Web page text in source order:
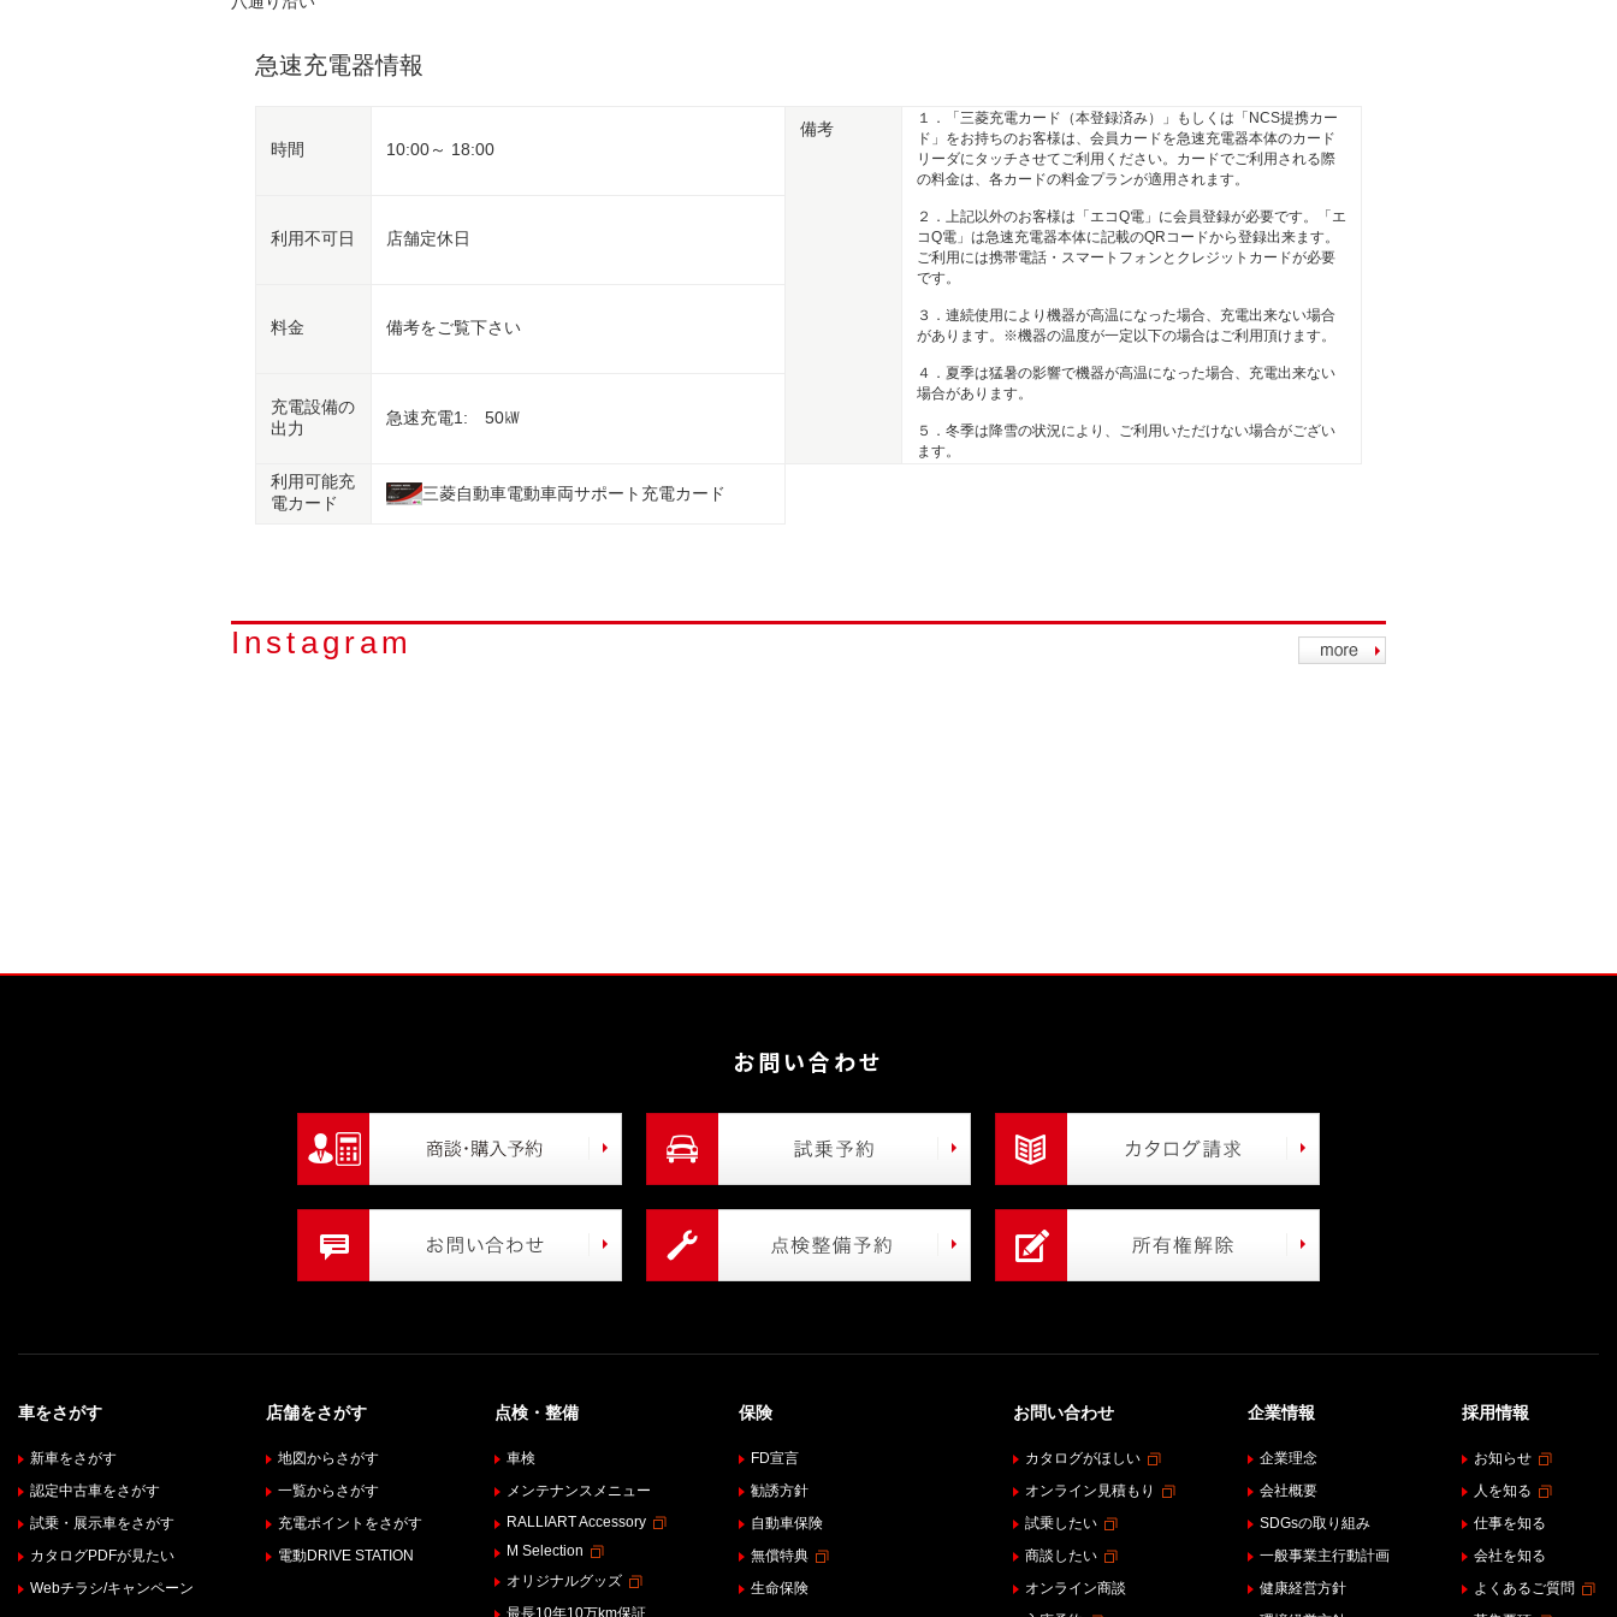
急速充電器情報
時間 10:00～ 18:00
備考
１．「三菱充電カード（本登録済み）」もしくは「NCS提携カー
ド」をお持ちのお客様は、会員カードを急速充電器本体のカード
リーダにタッチさせてご利用ください。カードでご利用される際
の料金は、各カードの料金プランが適用されます。
２．上記以外のお客様は「エコQ電」に会員登録が必要です。「エ
コQ電」は急速充電器本体に記載のQRコードから登録出来ます。
ご利用には携帯電話・スマートフォンとクレジットカードが必要
です。
３．連続使用により機器が高温になった場合、充電出来ない場合
があります。※機器の温度が一定以下の場合はご利用頂けます。
４．夏季は猛暑の影響で機器が高温になった場合、充電出来ない
場合があります。
５．冬季は降雪の状況により、ご利用いただけない場合がござい
ます。
利用不可日 店舗定休日
料金 備考をご覧下さい
充電設備の
出力
急速充電1: 50㎾
利用可能充
電カード
三菱自動車電動車両サポート充電カード
Instagram
お問い合わせ
車をさがす
新車をさがす
認定中古車をさがす
試乗・展示車をさがす
カタログPDFが見たい
Webチラシ/キャンペーン
店舗をさがす
地図からさがす
一覧からさがす
充電ポイントをさがす
電動DRIVE STATION
点検・整備
車検
メンテナンスメニュー
RALLIART Accessory
M Selection
オリジナルグッズ
最長10年10万km保証
保険
FD宣言
勧誘方針
自動車保険
無償特典
生命保険
お問い合わせ
カタログがほしい
オンライン見積もり
試乗したい
商談したい
オンライン商談
企業情報
企業理念
会社概要
SDGsの取り組み
一般事業主行動計画
健康経営方針
採用情報
お知らせ
人を知る
仕事を知る
会社を知る
よくあるご質問